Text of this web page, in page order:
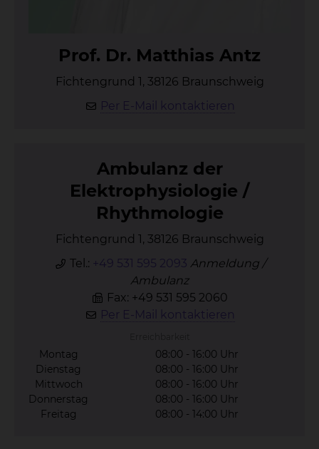
Prof. Dr. Mat­thi­as Antz
Fichtengrund 1, 38126 Braunschweig
Per E-Mail kontaktieren
Am­bu­lanz der
Elek­tro­phy­sio­lo­gie /
Rhyth­mo­lo­gie
Fichtengrund 1, 38126 Braunschweig
Tel.: +49 531 595 2093 Anmeldung /
Ambulanz
Fax: +49 531 595 2060
Per E-Mail kontaktieren
Montag
08:00 - 16:00 Uhr
Dienstag
08:00 - 16:00 Uhr
Mittwoch
08:00 - 16:00 Uhr
Donnerstag
08:00 - 16:00 Uhr
Freitag
08:00 - 14:00 Uhr